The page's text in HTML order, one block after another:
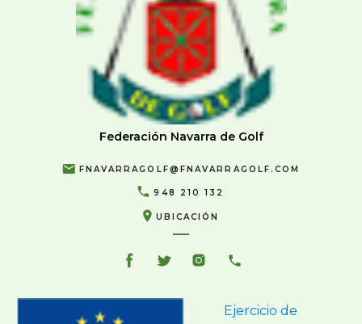
Federación Navarra de Golf
FNAVARRAGOLF@FNAVARRAGOLF.COM
948 210 132
UBICACIÓN
Ejercicio de